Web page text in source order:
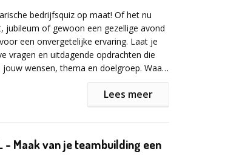
bedrijfsquiz op maat! Of het nu
jubileum of gewoon een gezellige avond
een onvergetelijke ervaring. Laat je
vragen en uitdagende opdrachten die
wensen, thema en doelgroep. Waar
of een teambuildingactiviteit, een quiz
en vermakelijke ervaring die
Lees meer
- Maak van je teambuilding een